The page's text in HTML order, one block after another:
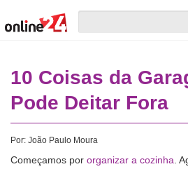
10 Coisas da
Pode Deitar Fora
Por: João Paulo Moura
Começamos por organizar a cozinha .